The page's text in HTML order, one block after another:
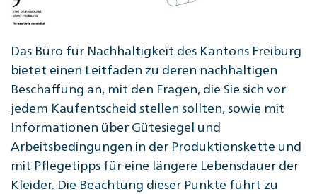
Das Büro für Nachhaltigkeit des Kantons Freiburg
bietet einen Leitfaden zu deren nachhaltigen
Beschaffung an, mit den Fragen, die Sie sich vor
jedem Kaufentscheid stellen sollten, sowie mit
Informationen über Gütesiegel und
Arbeitsbedingungen in der Produktionskette und
mit Pflegetipps für eine längere Lebensdauer der
Kleider. Die Beachtung dieser Punkte führt zu